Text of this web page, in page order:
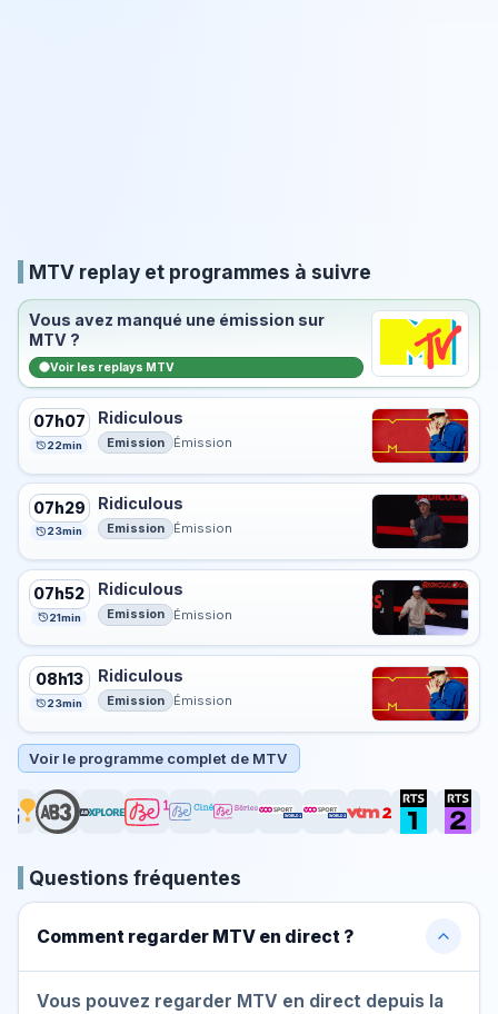
MTV replay et programmes à suivre
Vous avez manqué une émission sur
MTV ?
Voir les replays MTV
07h07
22min
Ridiculous
Emission Émission
07h29
23min
Ridiculous
Emission Émission
07h52
21min
Ridiculous
Emission Émission
08h13
23min
Ridiculous
Emission Émission
Voir le programme complet de MTV
Questions fréquentes
Comment regarder MTV en direct ?
Vous pouvez regarder MTV en direct depuis la